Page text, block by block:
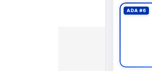
ADA #6